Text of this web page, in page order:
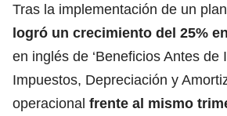
Tras la implementación de un
logró un crecimiento del 25%
en inglés de ‘Beneficios Antes de
Impuestos, Depreciación y
operacional frente al mismo